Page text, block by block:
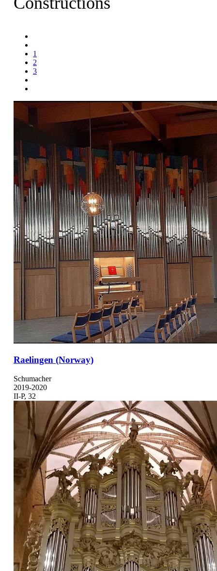
1
2
3
Raelingen (Norway)
Schumacher
2019-2020
II-P, 32